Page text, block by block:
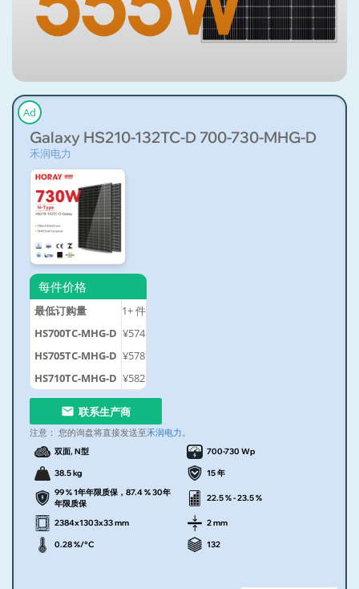
Ad
Galaxy HS210-132TC-D 700-730-MHG-D
禾润电力
每件价格
最低订购量 1+件
HS700TC-MHG-D ¥574
HS705TC-MHG-D ¥578
HS710TC-MHG-D ¥582
联系生产商
注意： 您的询盘将直接发送至禾润电力。
双面, N型 700-730 Wp
38.5 kg
15 年
99 % 1年年限质保，87.4 % 30年
年限质保
22.5 % - 23.5 %
2384x1303x33 mm 2 mm
0.28 %/°C 132